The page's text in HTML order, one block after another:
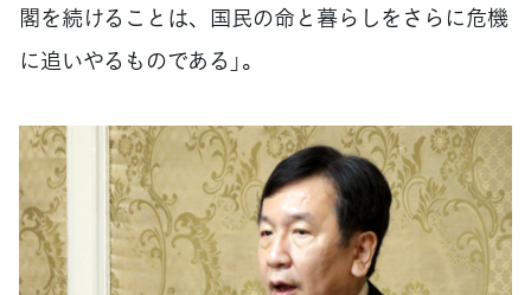
閣を続けることは、国民の命と暮らしをさらに危機
に追いやるものである」。